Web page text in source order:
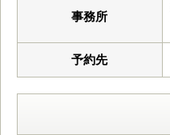
事務所
予約先